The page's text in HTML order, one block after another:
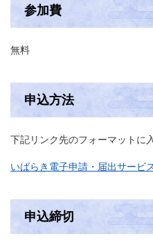
参加費
無料
申込方法
下記リンク先のフォーマットに
いばらき電子申請・届出サービ
申込締切